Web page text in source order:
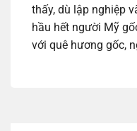
thấy, dù lập nghiệp
hầu hết người Mỹ
với quê hương gốc,